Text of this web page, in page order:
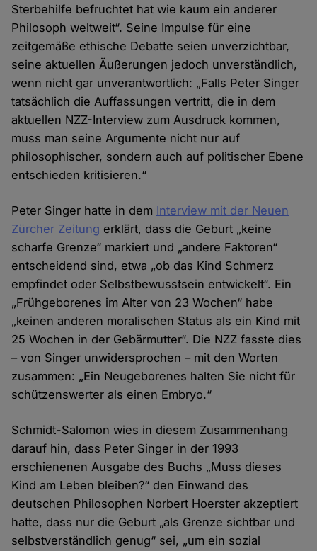
Sterbehilfe befruchtet hat wie kaum ein anderer
Philosoph weltweit“. Seine Impulse für eine
zeitgemäße ethische Debatte seien unverzichtbar,
seine aktuellen Äußerungen jedoch unverständlich,
wenn nicht gar unverantwortlich: „Falls Peter Singer
tatsächlich die Auffassungen vertritt, die in dem
aktuellen NZZ-Interview zum Ausdruck kommen,
muss man seine Argumente nicht nur auf
philosophischer, sondern auch auf politischer Ebene
entschieden kritisieren.“
Peter Singer hatte in dem Interview mit der Neuen
Zürcher Zeitung erklärt, dass die Geburt „keine
scharfe Grenze“ markiert und „andere Faktoren“
entscheidend sind, etwa „ob das Kind Schmerz
empfindet oder Selbstbewusstsein entwickelt“. Ein
„Frühgeborenes im Alter von 23 Wochen“ habe
„keinen anderen moralischen Status als ein Kind mit
25 Wochen in der Gebärmutter“. Die NZZ fasste dies
– von Singer unwidersprochen – mit den Worten
zusammen: „Ein Neugeborenes halten Sie nicht für
schützenswerter als einen Embryo.“
Schmidt-Salomon wies in diesem Zusammenhang
darauf hin, dass Peter Singer in der 1993
erschienenen Ausgabe des Buchs „Muss dieses
Kind am Leben bleiben?“ den Einwand des
deutschen Philosophen Norbert Hoerster akzeptiert
hatte, dass nur die Geburt „als Grenze sichtbar und
selbstverständlich genug“ sei, „um ein sozial